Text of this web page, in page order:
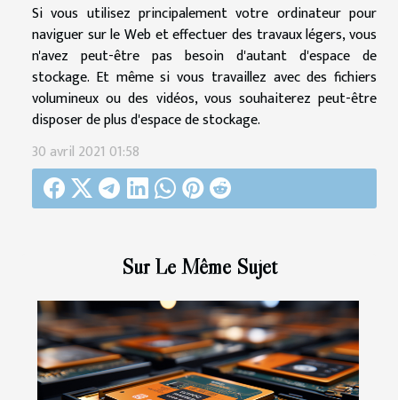
Sur Le Même Sujet
Si vous utilisez principalement votre ordinateur pour
naviguer sur le Web et effectuer des travaux légers, vous
n'avez peut-être pas besoin d'autant d'espace de
stockage. Et même si vous travaillez avec des fichiers
volumineux ou des vidéos, vous souhaiterez peut-être
disposer de plus d'espace de stockage.
30 avril 2021 01:58